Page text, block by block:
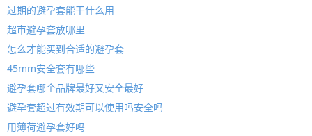
过期的避孕套能干什么用
超市避孕套放哪里
怎么才能买到合适的避孕套
45mm安全套有哪些
避孕套哪个品牌最好又安全最好
避孕套超过有效期可以使用吗安全吗
用薄荷避孕套好吗